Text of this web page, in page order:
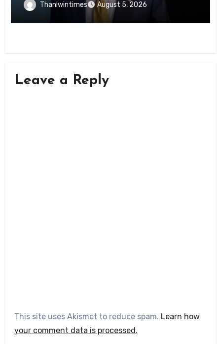
Thanlwintimes August 5, 2026
Leave a Reply
This site uses Akismet to reduce spam. Learn how
your comment data is processed.